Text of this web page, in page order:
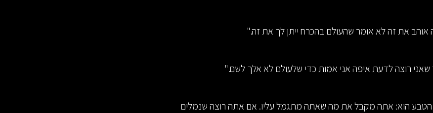
את זה לא אומר שהעולם בהכרח ייתן לך את זה."
שאני רוצה לדעת איפה אני אמות כדי שלעולם לא אלך לשם."
הוא: אתה מקבל את מה שאתה מתגמל עליו. אם אתה רוצה שנמלים